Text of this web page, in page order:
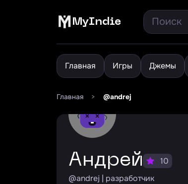
MyIndie
Главная Игры Джемы
Главная > @andrej
Андрей
10
@andrej | разработчик